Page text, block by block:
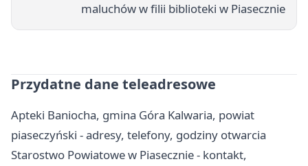
maluchów w filii biblioteki w Piasecznie
Przydatne dane teleadresowe
Apteki Baniocha, gmina Góra Kalwaria, powiat
piaseczyński - adresy, telefony, godziny otwarcia
Starostwo Powiatowe w Piasecznie - kontakt,